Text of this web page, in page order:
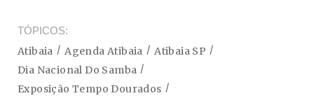
TÓPICOS
Atibaia Agenda Atibaia
Atibaia SP
Dia Nacional Do Samba
Exposição Tempo Dourados